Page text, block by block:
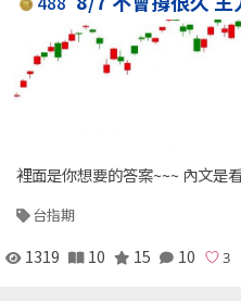
裡面是你想要的答案~~~ 內文是
台指期
1319 10 15 10